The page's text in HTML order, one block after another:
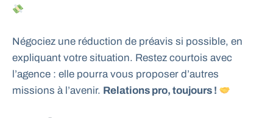
Négociez une réduction de préavis si possible, en
expliquant votre situation. Restez courtois avec
l’agence : elle pourra vous proposer d’autres
missions à l’avenir. Relations pro, toujours !